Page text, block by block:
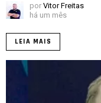
por Vitor Freitas
há um mês
LEIA MAIS